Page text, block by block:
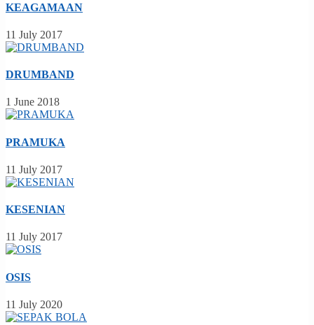
KEAGAMAAN
11 July 2017
DRUMBAND
1 June 2018
PRAMUKA
11 July 2017
KESENIAN
11 July 2017
OSIS
11 July 2020